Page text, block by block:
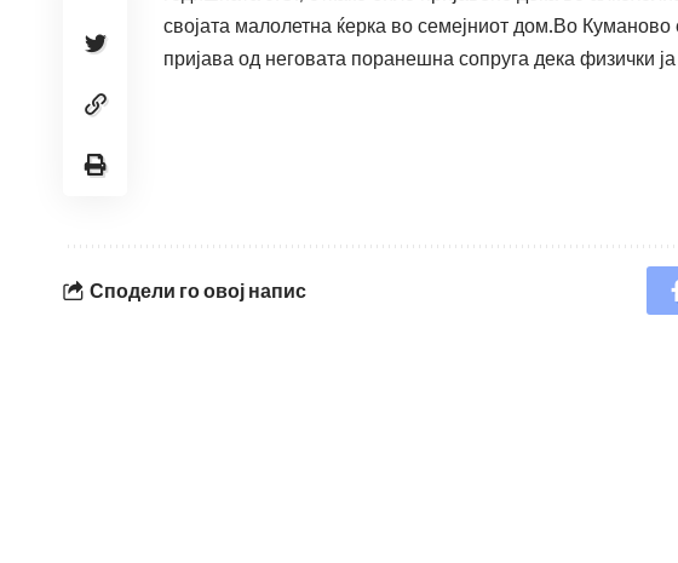
својата малолетна ќерка во семејниот дом.Во
пријава од неговата поранешна сопруга дека физички
Сподели го овој напис